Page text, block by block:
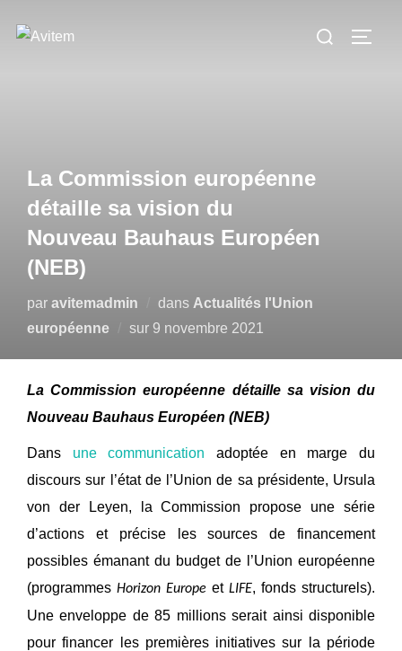
Rechercher :
La Commission européenne
détaille sa vision du
Nouveau Bauhaus Européen
(NEB)
par avitemadmin dans Actualités l'Union
européenne
sur Publié
9 novembre 2021
La Commission européenne détaille sa vision du
Nouveau Bauhaus Européen (NEB)
Dans une communication adoptée en marge du
discours sur l’état de l’Union de sa présidente, Ursula
von der Leyen, la Commission propose une série
d’actions et précise les sources de financement
possibles émanant du budget de l’Union européenne
(programmes Horizon Europe et LIFE, fonds structurels).
Une enveloppe de 85 millions serait ainsi disponible
pour financer les premières initiatives sur la période